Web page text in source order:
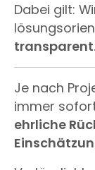
Dabei gilt:
transparent.
Je nach
immer
ehrliche